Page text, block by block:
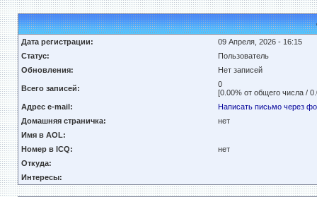
Дата регистрации:
09 Апреля, 2026 - 16:15
Статус:
Пользователь
Обновления:
Нет записей
Всего записей:
0
[0.00% от общего числа /
Адрес e-mail:
Написать письмо через
Домашняя страничка:
нет
Имя в AOL:
Номер в ICQ:
нет
Откуда:
Интересы: